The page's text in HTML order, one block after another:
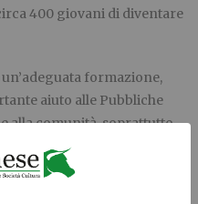
400 giovani di diventare
formazione,
aiuto alle Pubbliche
alla comunità, soprattutto
emergenza. L’accesso alla
i cittadini italiani